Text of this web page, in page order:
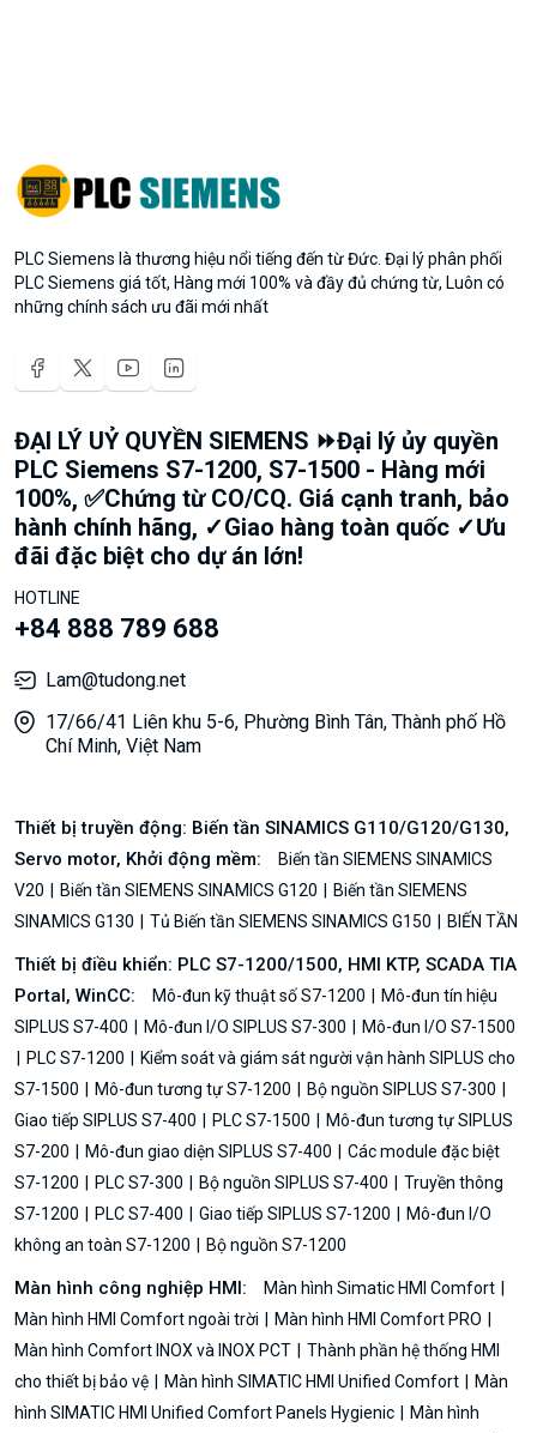
PLC Siemens là thương hiệu nổi tiếng đến từ Đức. Đại lý phân phối
PLC Siemens giá tốt, Hàng mới 100% và đầy đủ chứng từ, Luôn có
những chính sách ưu đãi mới nhất
ĐẠI LÝ UỶ QUYỀN SIEMENS ⏩Đại lý ủy quyền
PLC Siemens S7-1200, S7-1500 - Hàng mới
100%, ✅Chứng từ CO/CQ. Giá cạnh tranh, bảo
hành chính hãng, ✓Giao hàng toàn quốc ✓Ưu
đãi đặc biệt cho dự án lớn!
HOTLINE
+84 888 789 688
Lam@tudong.net
17/66/41 Liên khu 5-6, Phường Bình Tân, Thành phố Hồ
Chí Minh, Việt Nam
Thiết bị truyền động: Biến tần SINAMICS G110/G120/G130,
Servo motor, Khởi động mềm:
Biến tần SIEMENS SINAMICS
V20
Biến tần SIEMENS SINAMICS G120
Biến tần SIEMENS
SINAMICS G130
Tủ Biến tần SIEMENS SINAMICS G150 BIẾN TẦN
Thiết bị điều khiển: PLC S7-1200/1500, HMI KTP, SCADA TIA
Portal, WinCC:
Mô-đun kỹ thuật số S7-1200
Mô-đun tín hiệu
SIPLUS S7-400
Mô-đun I/O SIPLUS S7-300
Mô-đun I/O S7-1500
PLC S7-1200
Kiểm soát và giám sát người vận hành SIPLUS cho
S7-1500
Mô-đun tương tự S7-1200
Bộ nguồn SIPLUS S7-300
Giao tiếp SIPLUS S7-400
PLC S7-1500
Mô-đun tương tự SIPLUS
S7-200
Mô-đun giao diện SIPLUS S7-400
Các module đặc biệt
S7-1200
PLC S7-300 Bộ nguồn SIPLUS S7-400
Truyền thông
S7-1200
PLC S7-400 Giao tiếp SIPLUS S7-1200
Mô-đun I/O
không an toàn S7-1200
Bộ nguồn S7-1200
Màn hình công nghiệp HMI:
Màn hình Simatic HMI Comfort
Màn hình HMI Comfort ngoài trời
Màn hình HMI Comfort PRO
Màn hình Comfort INOX và INOX PCT
Thành phần hệ thống HMI
cho thiết bị bảo vệ
Màn hình SIMATIC HMI Unified Comfort
Màn
hình SIMATIC HMI Unified Comfort Panels Hygienic
Màn hình